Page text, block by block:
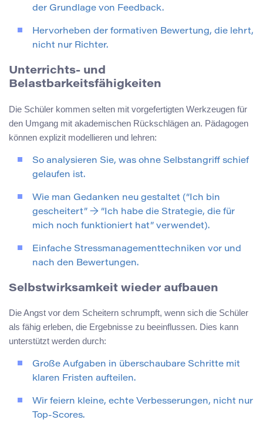
der Grundlage von Feedback.
Hervorheben der formativen Bewertung, die lehrt,
nicht nur Richter.
Unterrichts- und
Belastbarkeitsfähigkeiten
Die Schüler kommen selten mit vorgefertigten Werkzeugen für
den Umgang mit akademischen Rückschlägen an. Pädagogen
können explizit modellieren und lehren:
So analysieren Sie, was ohne Selbstangriff schief
gelaufen ist.
Wie man Gedanken neu gestaltet (“Ich bin
gescheitert” → “Ich habe die Strategie, die für
mich noch funktioniert hat” verwendet).
Einfache Stressmanagementtechniken vor und
nach den Bewertungen.
Selbstwirksamkeit wieder aufbauen
Die Angst vor dem Scheitern schrumpft, wenn sich die Schüler
als fähig erleben, die Ergebnisse zu beeinflussen. Dies kann
unterstützt werden durch:
Große Aufgaben in überschaubare Schritte mit
klaren Fristen aufteilen.
Wir feiern kleine, echte Verbesserungen, nicht nur
Top-Scores.